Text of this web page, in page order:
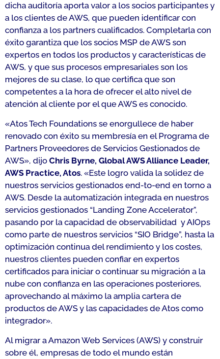
dicha auditoría aporta valor a los socios participantes y
a los clientes de AWS, que pueden identificar con
confianza a los partners cualificados. Completarla con
éxito garantiza que los socios MSP de AWS son
expertos en todos los productos y características de
AWS, y que sus procesos empresariales son los
mejores de su clase, lo que certifica que son
competentes a la hora de ofrecer el alto nivel de
atención al cliente por el que AWS es conocido.
«Atos Tech Foundations se enorgullece de haber
renovado con éxito su membresía en el Programa de
Partners Proveedores de Servicios Gestionados de
AWS», dijo Chris Byrne, Global AWS Alliance Leader,
AWS Practice, Atos. «Este logro valida la solidez de
nuestros servicios gestionados end-to-end en torno a
AWS. Desde la automatización integrada en nuestros
servicios gestionados “Landing Zone Accelerator”,
pasando por la capacidad de observabilidad y AIOps
como parte de nuestros servicios “SIO Bridge”, hasta la
optimización continua del rendimiento y los costes,
nuestros clientes pueden confiar en expertos
certificados para iniciar o continuar su migración a la
nube con confianza en las operaciones posteriores,
aprovechando al máximo la amplia cartera de
productos de AWS y las capacidades de Atos como
integrador».
Al migrar a Amazon Web Services (AWS) y construir
sobre él, empresas de todo el mundo están